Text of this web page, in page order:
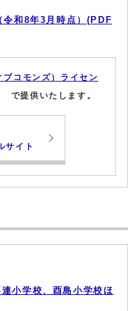
令和8年3月時点）(PDF
コモンズ）ライセン
で提供いたします。
サイト
小学校、酉島小学校ほ